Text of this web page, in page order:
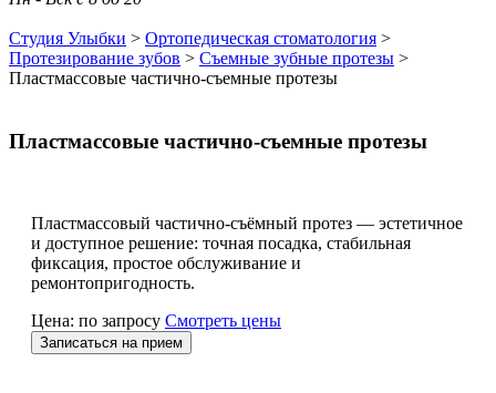
Студия Улыбки > Ортопедическая стоматология >
Протезирование зубов > Съемные зубные протезы >
Пластмассовые частично-съемные протезы
Пластмассовые частично-съемные протезы
Пластмассовый частично-съёмный протез — эстетичное
и доступное решение: точная посадка, стабильная
фиксация, простое обслуживание и
ремонтопригодность.
Цена: по запросу Смотреть цены
Записаться на прием